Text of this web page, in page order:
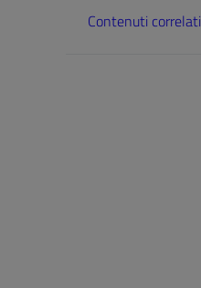
Contenuti correlati